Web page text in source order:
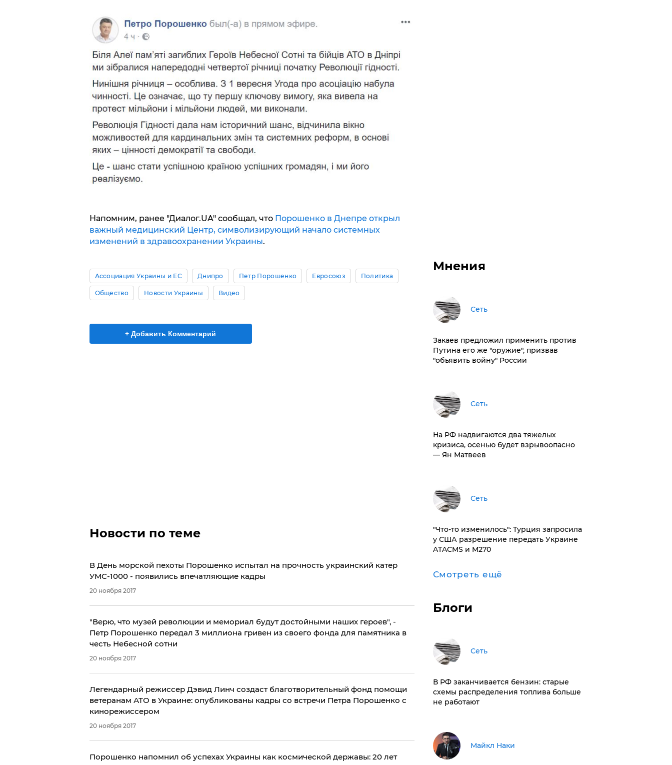
Напомним, ранее "Диалог.UA" сообщал, что Порошенко в Днепре открыл
важный медицинский Центр, символизирующий начало системных
изменений в здравоохранении Украины.
Ассоциация Украины и ЕС Днипро Петр Порошенко Евросоюз Политика
Общество Новости Украины Видео
+ Добавить Комментарий
Новости по теме
​В День морской пехоты Порошенко испытал на прочность украинский катер
УМС-1000 - появились впечатляющие кадры
20 ноября 2017
"Верю, что музей революции и мемориал будут достойными наших героев", -
Петр Порошенко передал 3 миллиона гривен из своего фонда для памятника в
честь Небесной сотни
20 ноября 2017
Легендарный режиссер Дэвид Линч создаст благотворительный фонд помощи
ветеранам АТО в Украине: опубликованы кадры со встречи Петра Порошенко с
кинорежиссером
20 ноября 2017
Порошенко напомнил об успехах Украины как космической державы: 20 лет
Мнения
Сеть
Закаев предложил применить против
Путина его же "оружие", призвав
"объявить войну" России
Сеть
На РФ надвигаются два тяжелых
кризиса, осенью будет взрывоопасно
— Ян Матвеев
Сеть
​"Что-то изменилось": Турция запросила
у США разрешение передать Украине
ATACMS и M270
Смотреть ещё
Блоги
Сеть
​В РФ заканчивается бензин: старые
схемы распределения топлива больше
не работают
Майкл Наки